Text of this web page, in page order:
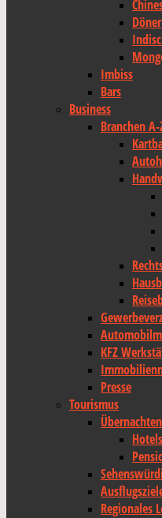
Döner
Imbiss
Bars
Business
Branchen A-
KFZ
Presse
Tourismus
Übernachten
Hotels
Regionales